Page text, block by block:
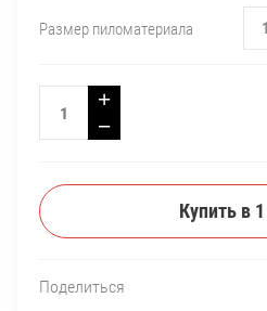
Размер пиломатериала
−
+
Купить в
Поделиться